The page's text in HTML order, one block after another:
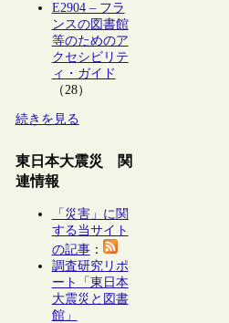
E2904 – フラ
ンスの図書館
等のためのア
クセシビリテ
ィ・ガイド
（28）
続きを見る
東日本大震災 関
連情報
「災害」に関
する当サイト
の記事：
調査研究リポ
ート「東日本
大震災と図書
館」